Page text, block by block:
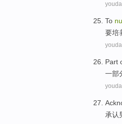
To
要培
Part
一部
承认